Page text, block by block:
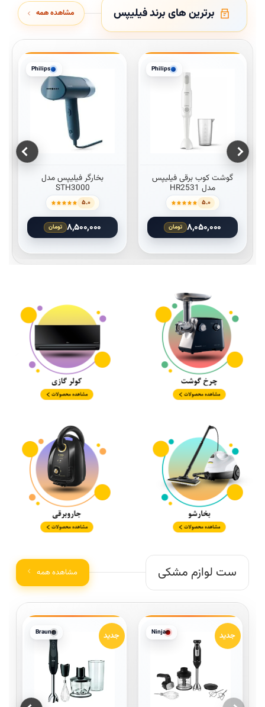
برترین های برند فیلیپس مشاهده همه
Philips
گوشت کوب برقی فیلیپس
مدل HR2531
۵.۰
۸,۰۵۰,۰۰۰ تومان
این محصول دارای انواع مختلفی می باشد. گزینه ها ممکن است در
Philips
بخارگر فیلیپس مدل
STH3000
۵.۰
۸,۵۰۰,۰۰۰ تومان
این محصول دارای انواع مختلفی
ست لوازم مشکی مشاهده همه
جدید Ninja جدید Braun